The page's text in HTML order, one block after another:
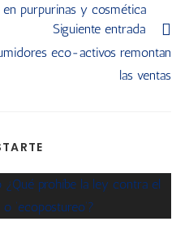
en purpurinas y cosmética
Siguiente entrada
eco-activos remontan
las ventas